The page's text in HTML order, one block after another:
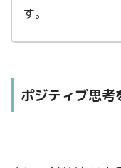
す。
ポジティブ思考